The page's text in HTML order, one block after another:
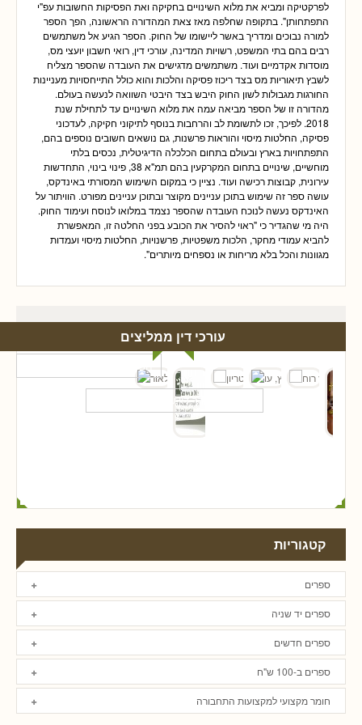
לפרקטיקה ומביא את מלוא השינויים בחקיקה ואת הפסיקות החשובות עפ"י
התפתחותן". בתקופה שחלפה מאז צאת המהדורה הראשונה, הפך הספר
למורה נבוכים ומדריך באשר ליישומו של החוק. הספר הגיע אל משתמשים
רבים בהם בתי המשפט, רשויות המדינה, עורכי דין, רואי חשבון יועצי מס,
מוסדות אקדמיים ועוד. משתמשים מדגישים את העובדה שהספר מצליח
לשבץ תיאוריות מס בצד ריכוז פסיקה והלכות והוא כולל התייחסויות מעניינות
החורגות מגבולות לשון החוק היבש בצד היבטי השוואה לנעשה בעולם.
מהדורה זו של הספר מביאה עמה את מלוא השינויים עד לתחילת שנת
2018. לפיכך, זכו לתשומת לב והרחבות בנוסף לתיקוני חקיקה, לעדכוני
פסיקה, החלטות מיסוי והוראות פרשנות, גם נושאים חשובים נוספים בהם,
התפתחויות בארץ ובעולם בתחום הכלכלה הדיגיטלית, נכסים בלתי
מוחשיים, שינויים בתחום המקרקעין בהם תמ"א 38, פינוי בינוי, התחדשות
עירונית, קבוצות רכישה ועוד. נציין כי במקום השימוש המסורתי באינדקס,
עושה ספר זה שימוש בתוכן עניינים מקוצר ובתוכן עניינים מפורט. הוויתור על
האינדקס נעשה לנוכח העובדה שהספר נצמד במלואו לנוסח ועימוד החוק.
היה מי שהגדיר כי "ראוי להסיר את הכובע בפני החלטה זו, המאפשרת
להביא עמודי מחקר, הלכות משפטיות, פרשנויות, החלטות מיסוי ועמדות
מגוונות והכל בלא מריחות או נספחים מיותרים".
עורכי דין ממליצים
קטגוריות
ספרים
ספרים יד שניה
ספרים חדשים
ספרים ב-100 ש"ח
חומר מקצועי למקצועות התחבורה